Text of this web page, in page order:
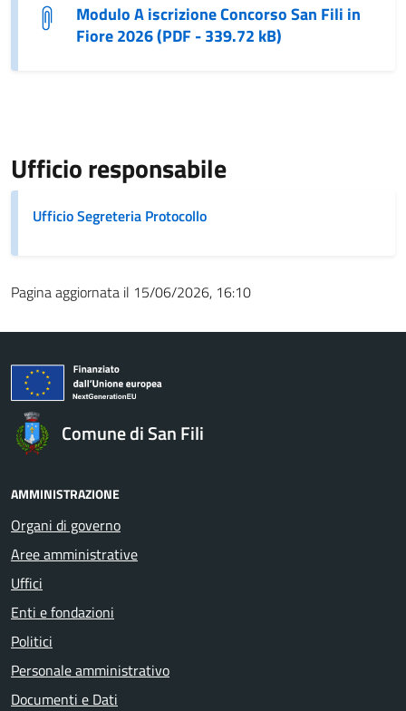
Modulo A iscrizione Concorso San Fili in
Fiore 2026 (PDF - 339.72 kB)
Ufficio responsabile
Ufficio Segreteria Protocollo
Pagina aggiornata il 15/06/2026, 16:10
Comune di San Fili
AMMINISTRAZIONE
Organi di governo
Aree amministrative
Uffici
Enti e fondazioni
Politici
Personale amministrativo
Documenti e Dati